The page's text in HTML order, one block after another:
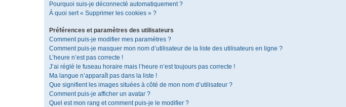
Pourquoi suis-je déconnecté automatiquement ?
À quoi sert « Supprimer les cookies » ?
Préférences et paramètres des utilisateurs
Comment puis-je modifier mes paramètres ?
Comment puis-je masquer mon nom d’utilisateur de la liste des utilisateurs en ligne ?
L’heure n’est pas correcte !
J’ai réglé le fuseau horaire mais l’heure n’est toujours pas correcte !
Ma langue n’apparaît pas dans la liste !
Que signifient les images situées à côté de mon nom d’utilisateur ?
Comment puis-je afficher un avatar ?
Quel est mon rang et comment puis-je le modifier ?